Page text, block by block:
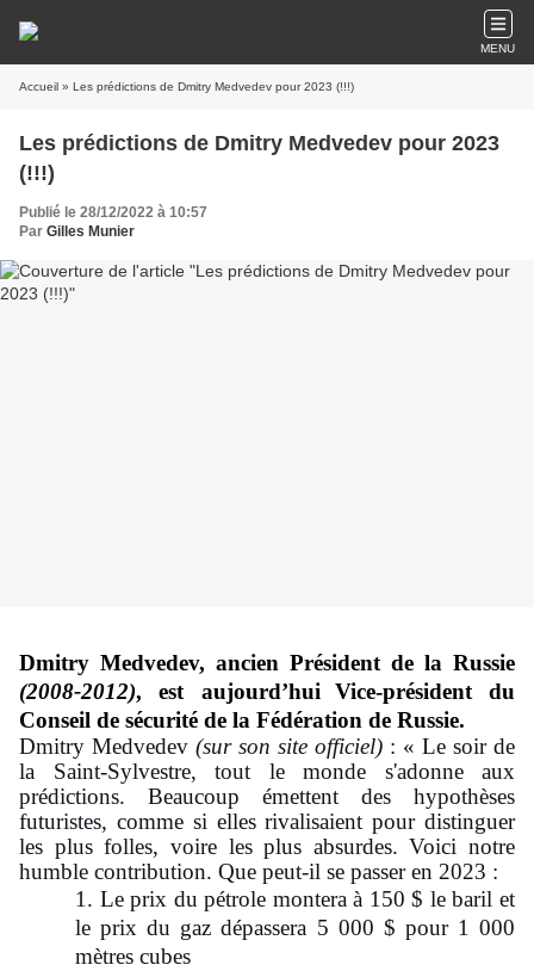
MENU
Accueil » Les prédictions de Dmitry Medvedev pour 2023 (!!!)
Les prédictions de Dmitry Medvedev pour 2023
(!!!)
Publié le 28/12/2022 à 10:57
Par Gilles Munier
Dmitry Medvedev, ancien Président de la Russie
(2008-2012), est aujourd’hui
Vice-président du
Conseil de sécurité de la Fédération de Russie.
Dmitry Medvedev (sur son site officiel) : « Le soir de
la Saint-Sylvestre, tout le monde s'adonne aux
prédictions. Beaucoup émettent des hypothèses
futuristes, comme si elles rivalisaient pour distinguer
les plus folles, voire les plus absurdes. Voici notre
humble contribution. Que peut-il se passer en 2023 :
1. Le prix du pétrole montera à 150 $ le baril et
le prix du gaz dépassera 5 000 $ pour 1 000
mètres cubes